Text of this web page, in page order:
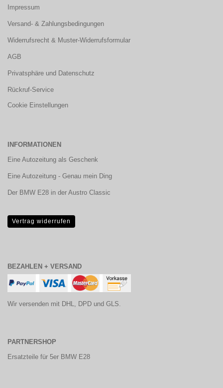
Impressum
Versand- & Zahlungsbedingungen
Widerrufsrecht & Muster-Widerrufsformular
AGB
Privatsphäre und Datenschutz
Rückruf-Service
Cookie Einstellungen
INFORMATIONEN
Eine Autozeitung als Geschenk
Eine Autozeitung - Genau mein Ding
Der BMW E28 in der Austro Classic
Vertrag widerrufen
BEZAHLEN + VERSAND
Wir versenden mit DHL, DPD und GLS.
PARTNERSHOP
Ersatzteile für 5er BMW E28